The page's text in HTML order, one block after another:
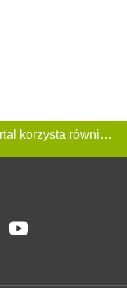
Ta Strona używa plików «cookies». Portal korzysta również z serwisu internetowego do zbierania danych technicznych o odwiedzających w celu uzyskania informacji marketingowych i statystycznych. Warunki przetwarzania danych odwiedzających Stronę, patrz: